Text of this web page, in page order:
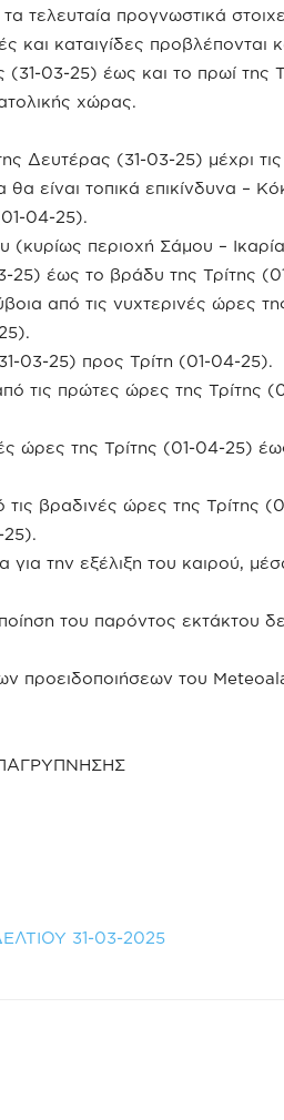
τελευταία προγνωστικά
και καταιγίδες προβλέπονται
(31-03-25) έως και το πρωί της
χώρας.
Δευτέρας (31-03-25) μέχρι
είναι τοπικά επικίνδυνα –
04-25).
(κυρίως περιοχή Σάμου –
25) έως το βράδυ της Τρίτης
από τις νυχτερινές ώρες
03-25) προς Τρίτη (01-04-25).
τις πρώτες ώρες της Τρίτης
ώρες της Τρίτης (01-04-25)
τις βραδινές ώρες της Τρίτης
25).
για την εξέλιξη του καιρού,
του παρόντος εκτάκτου
προειδοποιήσεων του
31-03-2025